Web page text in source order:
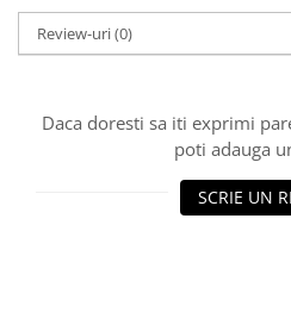
Review-uri(0)
Daca doresti sa iti exprimi
poti adauga
SCRIE UN